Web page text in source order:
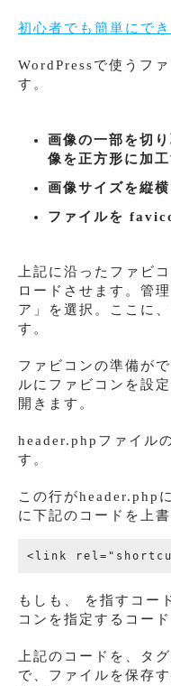
初心者でも簡単にで
WordPressで使うフ
す。
画像の一部を切
像を正方形に加
画像サイズを縦
ファイルを
上記に沿ったファビ
ロードさせます。管
ア」を選択。ここに
す。
ファビコンの準備が
ルにファビコンを設
開きます。
header.phpファイル
す。
この行がheader.php
に下記のコードを上書
もしも、
を指すコー
コンを指定するコー
上記のコードを、タ
で、ファイルを保存